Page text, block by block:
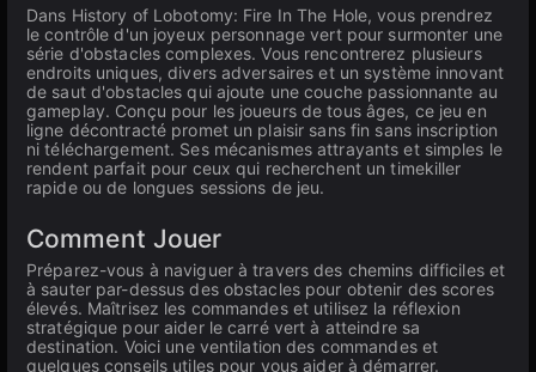
Dans History of Lobotomy: Fire In The Hole, vous prendrez
le contrôle d'un joyeux personnage vert pour surmonter une
série d'obstacles complexes. Vous rencontrerez plusieurs
endroits uniques, divers adversaires et un système innovant
de saut d'obstacles qui ajoute une couche passionnante au
gameplay. Conçu pour les joueurs de tous âges, ce jeu en
ligne décontracté promet un plaisir sans fin sans inscription
ni téléchargement. Ses mécanismes attrayants et simples le
rendent parfait pour ceux qui recherchent un timekiller
rapide ou de longues sessions de jeu.
Comment Jouer
Préparez-vous à naviguer à travers des chemins difficiles et
à sauter par-dessus des obstacles pour obtenir des scores
élevés. Maîtrisez les commandes et utilisez la réflexion
stratégique pour aider le carré vert à atteindre sa
destination. Voici une ventilation des commandes et
quelques conseils utiles pour vous aider à démarrer.